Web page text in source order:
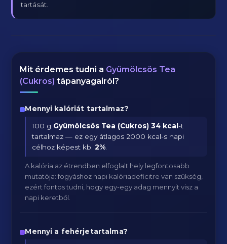
tartását.
Mit érdemes tudni a Gyümölcsös Tea
(Cukros) tápanyagairól?
Mennyi kalóriát tartalmaz?
100 g Gyümölcsös Tea (Cukros) 34 kcal-t
tartalmaz — ez egy átlagos 2000 kcal-s napi
célhoz képest kb.2%
A kalória az étrendben elfoglalt hely legfontosabb
mutatója: fogyáshoz napi kalóriadeficitre van szükség,
ezért fontos tudni, hogy egy-egy adag mennyit visz a
napi keretből.
Mennyi a fehérjetartalma?